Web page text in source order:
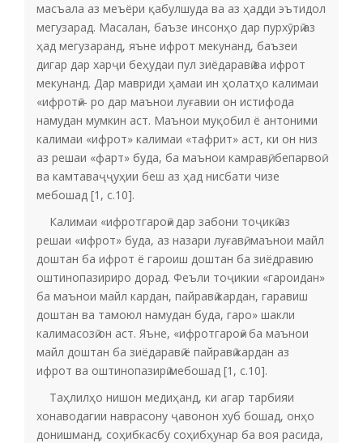
масъала аз меъёри қабулшуда ва аз ҳадди эътидол
мегузарад. Масалан, баъзе инсонҳо дар пурхӯрӣ аз
ҳад мегузаранд, яъне ифрот мекунанд, баъзеи
дигар дар харҷи беҳудаи пул зиёдаравӣ ва ифрот
мекунанд. Дар мавриди ҳамаи ин ҳолатҳо калимаи
«ифротӣ»- ро дар маънои луғавии он истифода
намудан мумкин аст. Маънои муқобил ё антоними
калимаи «ифрот» калимаи «тафрит» аст, ки он низ
аз решаи «фарт» буда, ба маънои камравӣ, бепарвоӣ
ва камтаваҷҷуҳии беш аз ҳад нисбати чизе
мебошад [1, с.10].
Калимаи «ифротгароӣ» дар забони тоҷикӣ аз
решаи «ифрот» буда, аз назари луғавӣ, маънои майл
доштан ба ифрот ё гароиш доштан ба зиёдравию
оштинопазириро дорад. Феъли тоҷикии «гароидан»
ба маънои майл кардан, пайравӣ кардан, гаравиш
доштан ва тамоюл намудан буда, гаро» шакли
калимасозӣ он аст. Яъне, «ифротгароӣ» ба маънои
майл доштан ба зиёдаравӣ ё пайравӣ кардан аз
ифрот ва оштинопазирӣ мебошад [1, с.10].
Таҳлилҳо нишон медиҳанд, ки агар тарбияи
хонаводагии наврасону ҷавонон хуб бошад, онҳо
донишманд, соҳибкасбу соҳибҳунар ба воя расида,